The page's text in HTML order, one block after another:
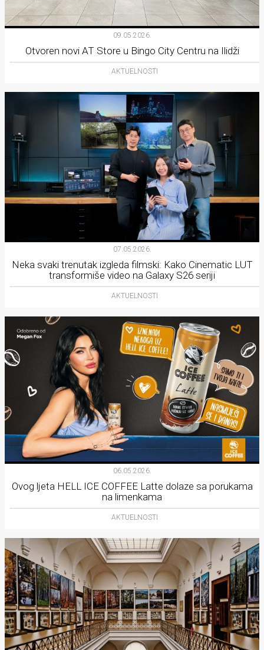
Lifestyle
Fashion
Život
u
pokretu
Aktuelnosti
Promo
About
Urban
Magazin
09.05.2026.
Otvoren novi AT Store u Bingo City Centru na Ilidži
AKTUELNOSTI
07.05.2026.
Neka svaki trenutak izgleda filmski: Kako Cinematic LUT
transformiše video na Galaxy S26 seriji
AKTUELNOSTI
06.05.2026.
Ovog ljeta HELL ICE COFFEE Latte dolaze sa porukama
na limenkama
AKTUELNOSTI